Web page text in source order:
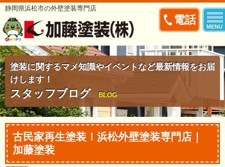
電話
MENU
静岡県浜松市の外壁塗装専門店
塗装に関するマメ知識やイベントなど最新情報をお届
けします！
スタッフブログ BLOG
古民家再生塗装！浜松外壁塗装専門店｜
加藤塗装